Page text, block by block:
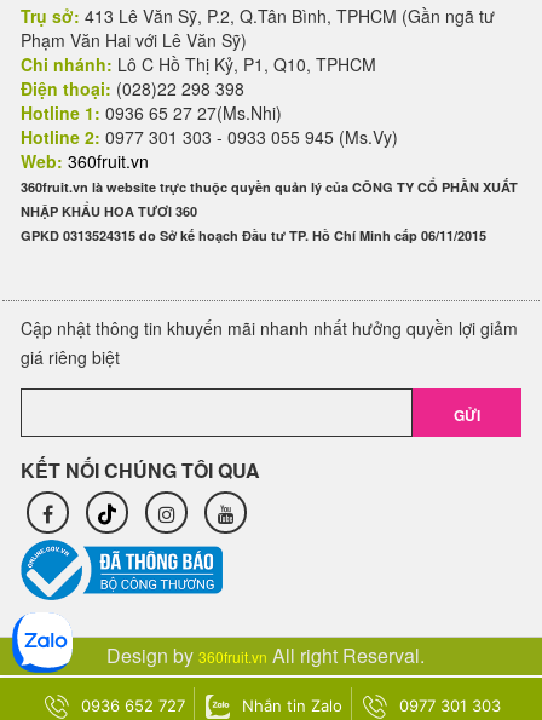
Trụ sở: 413 Lê Văn Sỹ, P.2, Q.Tân Bình, TPHCM (Gần ngã tư
Phạm Văn Hai với Lê Văn Sỹ)
Chi nhánh: Lô C Hồ Thị Kỷ, P1, Q10, TPHCM
Điện thoại: (028)22 298 398
Hotline 1: 0936 65 27 27(Ms.Nhi)
Hotline 2: 0977 301 303 - 0933 055 945 (Ms.Vy)
Web: 360fruit.vn
360fruit.vn là website trực thuộc quyền quản lý của CÔNG TY CỔ PHẦN XUẤT
NHẬP KHẨU HOA TƯƠI 360
GPKD 0313524315 do Sở kế hoạch Đầu tư TP. Hồ Chí Minh cấp 06/11/2015
Cập nhật thông tin khuyến mãi nhanh nhất hưởng quyền lợi giảm
giá riêng biệt
GỬI
KẾT NỐI CHÚNG TÔI QUA
Design by 360fruit.vn All right Reserval.
0936 652 727 Nhắn tin Zalo 0977 301 303